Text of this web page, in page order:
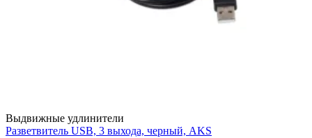
Выдвижные удлинители
Разветвитель USB, 3 выхода, черный, AKS